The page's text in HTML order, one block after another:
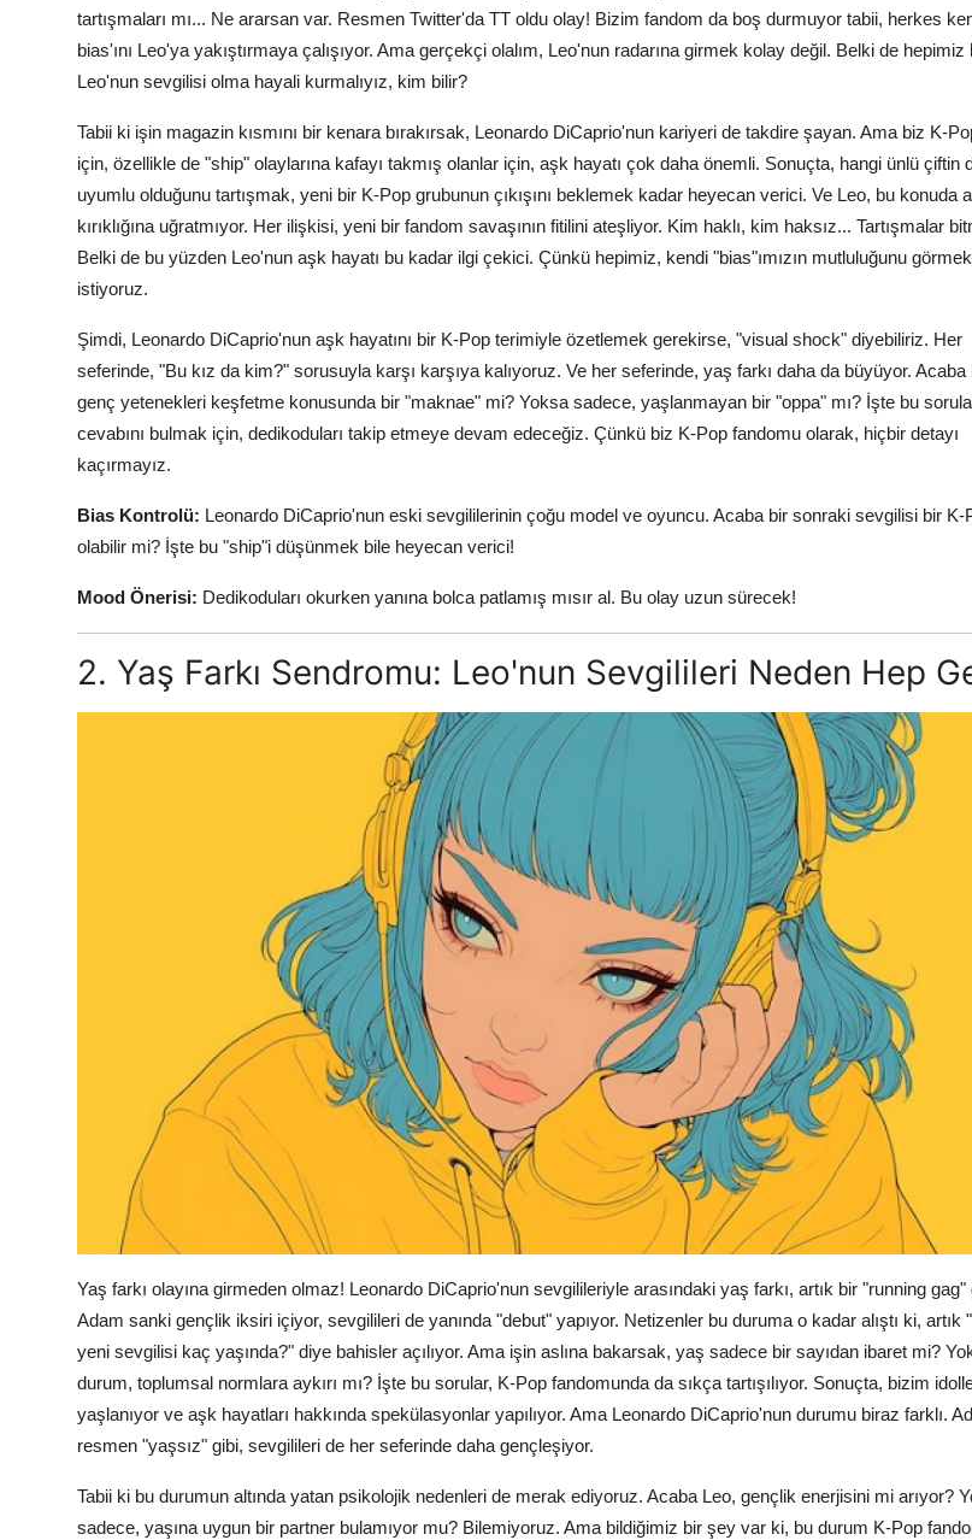
tartışmaları mı... Ne ararsan var. Resmen Twitter'da TT oldu olay! Bizim fandom da boş durmuyor tabii, herkes
bias'ını Leo'ya yakıştırmaya çalışıyor. Ama gerçekçi olalım, Leo'nun radarına girmek kolay değil. Belki de hepimiz
Leo'nun sevgilisi olma hayali kurmalıyız, kim bilir?
Tabii ki işin magazin kısmını bir kenara bırakırsak, Leonardo DiCaprio'nun kariyeri de takdire şayan. Ama biz K-
için, özellikle de "ship" olaylarına kafayı takmış olanlar için, aşk hayatı çok daha önemli. Sonuçta, hangi ünlü çiftin
uyumlu olduğunu tartışmak, yeni bir K-Pop grubunun çıkışını beklemek kadar heyecan verici. Ve Leo, bu konuda
kırıklığına uğratmıyor. Her ilişkisi, yeni bir fandom savaşının fitilini ateşliyor. Kim haklı, kim haksız... Tartışmalar
Belki de bu yüzden Leo'nun aşk hayatı bu kadar ilgi çekici. Çünkü hepimiz, kendi "bias"ımızın mutluluğunu görmek
istiyoruz.
Şimdi, Leonardo DiCaprio'nun aşk hayatını bir K-Pop terimiyle özetlemek gerekirse, "visual shock" diyebiliriz. Her
seferinde, "Bu kız da kim?" sorusuyla karşı karşıya kalıyoruz. Ve her seferinde, yaş farkı daha da büyüyor. Acaba
genç yetenekleri keşfetme konusunda bir "maknae" mi? Yoksa sadece, yaşlanmayan bir "oppa" mı? İşte bu
cevabını bulmak için, dedikoduları takip etmeye devam edeceğiz. Çünkü biz K-Pop fandomu olarak, hiçbir detayı
kaçırmayız.
Bias Kontrolü: Leonardo DiCaprio'nun eski sevgililerinin çoğu model ve oyuncu. Acaba bir sonraki sevgilisi bir K-
olabilir mi? İşte bu "ship"i düşünmek bile heyecan verici!
Mood Önerisi: Dedikoduları okurken yanına bolca patlamış mısır al. Bu olay uzun sürecek!
2. Yaş Farkı Sendromu: Leo'nun Sevgilileri Neden Hep
Yaş farkı olayına girmeden olmaz! Leonardo DiCaprio'nun sevgilileriyle arasındaki yaş farkı, artık bir "running gag"
Adam sanki gençlik iksiri içiyor, sevgilileri de yanında "debut" yapıyor. Netizenler bu duruma o kadar alıştı ki, artık
yeni sevgilisi kaç yaşında?" diye bahisler açılıyor. Ama işin aslına bakarsak, yaş sadece bir sayıdan ibaret mi?
durum, toplumsal normlara aykırı mı? İşte bu sorular, K-Pop fandomunda da sıkça tartışılıyor. Sonuçta, bizim
yaşlanıyor ve aşk hayatları hakkında spekülasyonlar yapılıyor. Ama Leonardo DiCaprio'nun durumu biraz farklı.
resmen "yaşsız" gibi, sevgilileri de her seferinde daha gençleşiyor.
Tabii ki bu durumun altında yatan psikolojik nedenleri de merak ediyoruz. Acaba Leo, gençlik enerjisini mi arıyor?
sadece, yaşına uygun bir partner bulamıyor mu? Bilemiyoruz. Ama bildiğimiz bir şey var ki, bu durum K-Pop